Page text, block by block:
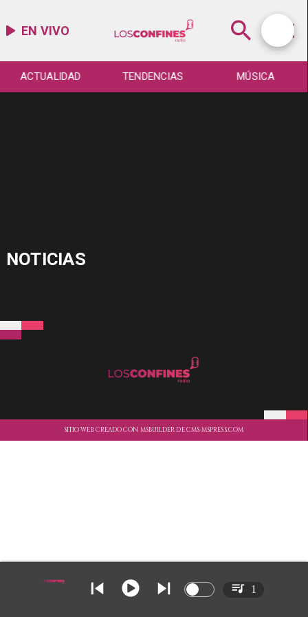
EN VIVO
ACTUALIDAD TENDENCIAS MÚSICA
NOTICIAS
SITIO WEB CREADO CON MSBUILDER DE CMS-MSPRESS.COM
1